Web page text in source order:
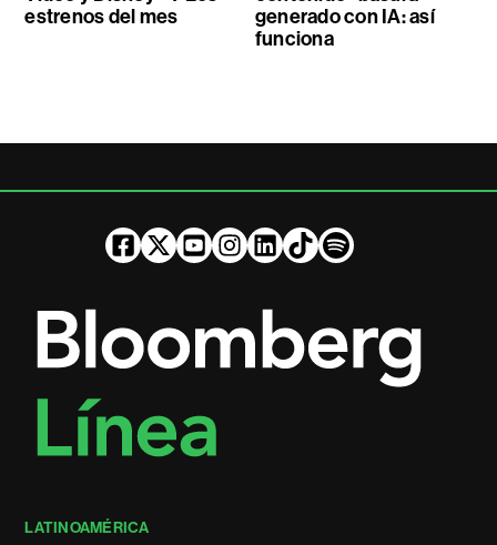
estrenos del mes
generado con IA: así
funciona
LATINOAMÉRICA